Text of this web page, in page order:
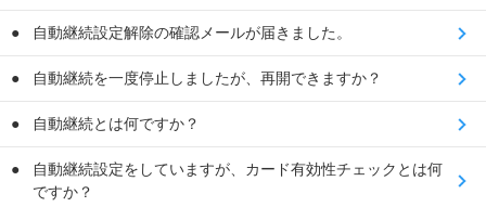
自動継続設定解除の確認メールが届きました。
自動継続を一度停止しましたが、再開できますか？
自動継続とは何ですか？
自動継続設定をしていますが、カード有効性チェックとは何
ですか？